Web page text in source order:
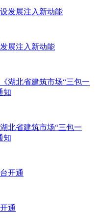
展注入新动能
北省建筑市场“三包一
知
通